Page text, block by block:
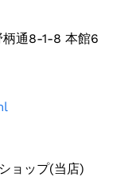
柄通8-1-8 本館6
ョップ(当店)